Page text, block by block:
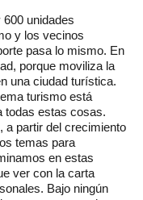
unidades
y los vecinos
pasa lo mismo. En
porque moviliza la
una ciudad turística.
turismo está
todas estas cosas.
a partir del crecimiento
temas para
en estas
ver con la carta
Bajo ningún